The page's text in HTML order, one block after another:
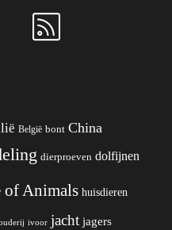
België bont China
dierproeven dolfijnen
of Animals huisdieren
ivoor jacht jagers